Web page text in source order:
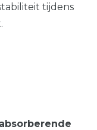
tijdens